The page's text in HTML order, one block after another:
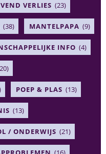
VERLIES (23)
(38) MANTELPAPA (9)
INFO (4)
POEP & PLAS (13)
(13)
/ ONDERWIJS (21)